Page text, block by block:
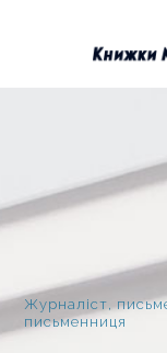
Журналіст,
письменниця